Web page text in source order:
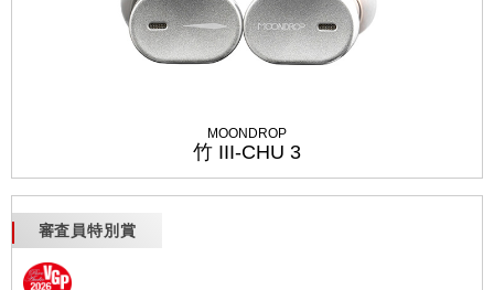
MOONDROP
竹 III-CHU 3
審査員特別賞